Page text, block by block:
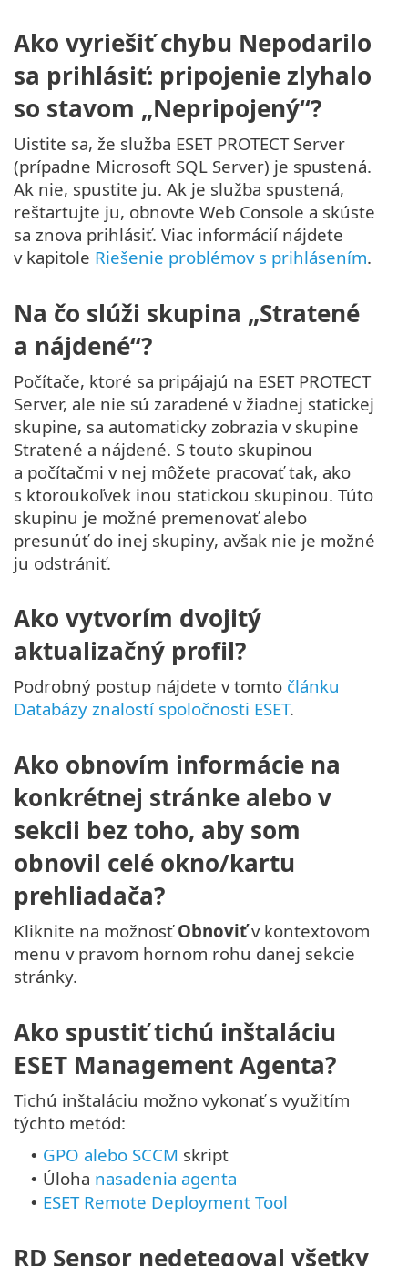
Ako vyriešiť chybu Nepodarilo
sa prihlásiť: pripojenie zlyhalo
so stavom „Nepripojený“?
Uistite sa, že služba ESET PROTECT Server
(prípadne Microsoft SQL Server) je spustená.
Ak nie, spustite ju. Ak je služba spustená,
reštartujte ju, obnovte Web Console a skúste
sa znova prihlásiť. Viac informácií nájdete
v kapitole Riešenie problémov s prihlásením.
Na čo slúži skupina „Stratené
a nájdené“?
Počítače, ktoré sa pripájajú na ESET PROTECT
Server, ale nie sú zaradené v žiadnej statickej
skupine, sa automaticky zobrazia v skupine
Stratené a nájdené. S touto skupinou
a počítačmi v nej môžete pracovať tak, ako
s ktoroukoľvek inou statickou skupinou. Túto
skupinu je možné premenovať alebo
presunúť do inej skupiny, avšak nie je možné
ju odstrániť.
Ako vytvorím dvojitý
aktualizačný profil?
Podrobný postup nájdete v tomto článku
Databázy znalostí spoločnosti ESET.
Ako obnovím informácie na
konkrétnej stránke alebo v
sekcii bez toho, aby som
obnovil celé okno/kartu
prehliadača?
Kliknite na možnosťObnoviťv kontextovom
menu v pravom hornom rohu danej sekcie
stránky.
Ako spustiť tichú inštaláciu
ESET Management Agenta?
Tichú inštaláciu možno vykonať s využitím
týchto metód:
• GPO alebo SCCM skript
• Úloha nasadenia agenta
• ESET Remote Deployment Tool
RD Sensor nedetegoval všetky